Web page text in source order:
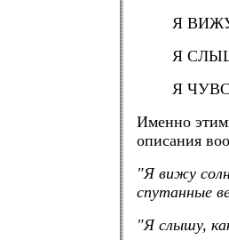
Я
Я
Я
Именно
описания
"Я вижу
спутанные
"Я слышу,